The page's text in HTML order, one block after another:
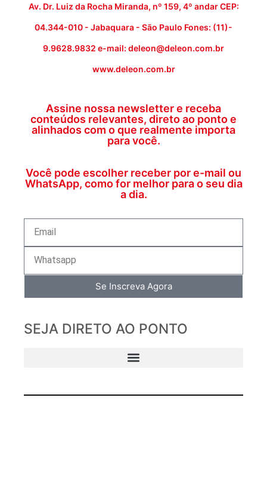
Av. Dr. Luiz da Rocha Miranda, nº 159, 4º andar CEP:
04.344-010 - Jabaquara - São Paulo Fones: (11)-
9.9628.9832 e-mail: deleon@deleon.com.br
www.deleon.com.br
Assine nossa newsletter e receba
conteúdos relevantes, direto ao ponto e
alinhados com o que realmente importa
para você.
Você pode escolher receber por e-mail ou
WhatsApp, como for melhor para o seu dia
a dia.
Se Inscreva Agora
SEJA DIRETO AO PONTO